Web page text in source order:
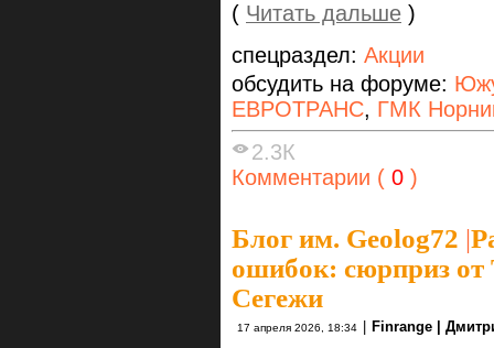
( Читать дальше )
спецраздел: Акции
обсудить на форуме:
ЕВРОТРАНС, ГМК
2.3К
Комментарии ( 0 )
Блог им. Geolog72 |
ошибок: сюрприз от
Сегежи
17 апреля 2026, 18:34 | Finrange |